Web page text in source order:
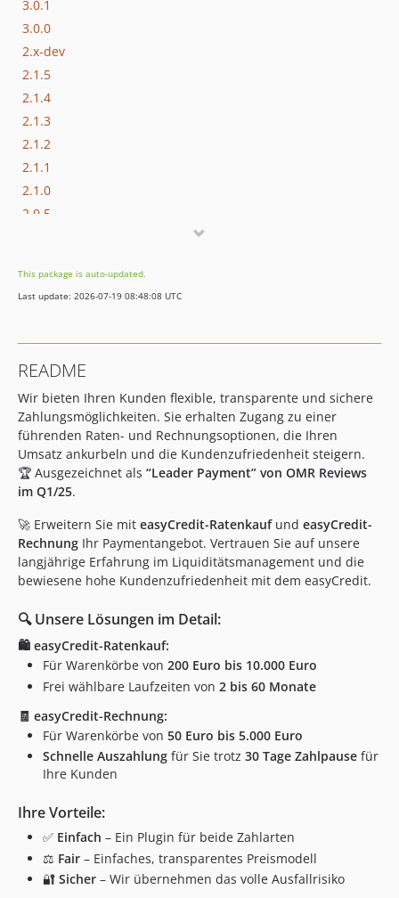
3.0.1
3.0.0
2.x-dev
2.1.5
2.1.4
2.1.3
2.1.2
2.1.1
2.1.0
2.0.5
2.0.2
2.0.1
1.3.9
1.3.8
1.3.7
1.3.6
1.3.5
dev-accessibility
dev-instant-auth
dev-playwright
dev-express-checkout
dev-api-v2
dev-brand-relaunch
This package is auto-updated.
Last update: 2026-07-19 08:48:08 UTC
README
Wir bieten Ihren Kunden flexible, transparente und sichere
Zahlungsmöglichkeiten. Sie erhalten Zugang zu einer
führenden Raten- und Rechnungsoptionen, die Ihren
Umsatz ankurbeln und die Kundenzufriedenheit steigern.
🏆 Ausgezeichnet als “Leader Payment” von OMR Reviews
im Q1/25.
🚀 Erweitern Sie mit easyCredit-Ratenkaufund easyCredit-
Rechnung Ihr Paymentangebot. Vertrauen Sie auf unsere
langjährige Erfahrung im Liquiditätsmanagement und die
bewiesene hohe Kundenzufriedenheit mit dem easyCredit.
🔍 Unsere Lösungen im Detail:
🛍️ easyCredit-Ratenkauf:
Für Warenkörbe von 200 Euro bis 10.000 Euro
Frei wählbare Laufzeiten von 2 bis 60 Monate
🧾 easyCredit-Rechnung:
Für Warenkörbe von 50 Euro bis 5.000 Euro
Schnelle Auszahlung für Sie trotz 30 Tage Zahlpause für
Ihre Kunden
Ihre Vorteile:
✅ Einfach – Ein Plugin für beide Zahlarten
⚖️ Fair – Einfaches, transparentes Preismodell
🔐 Sicher – Wir übernehmen das volle Ausfallrisiko